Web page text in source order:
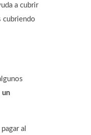
a cubrir
cubriendo
un
al